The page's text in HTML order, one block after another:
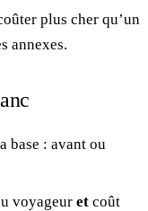
plus cher qu’un
annexes.
base : avant ou
voyageur et coût